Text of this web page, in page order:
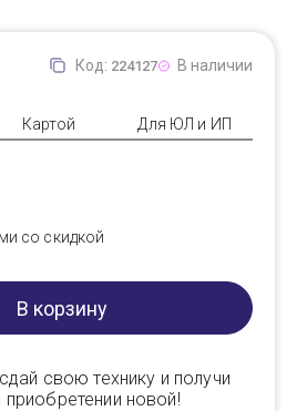
Код: 224127 В наличии
Картой Для ЮЛ и ИП
со скидкой
В корзину
свою технику и получи
приобретении новой!